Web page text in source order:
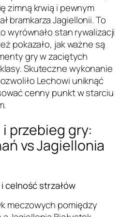
zimną krwią i pewnym
bramkarza Jagiellonii. To
wyrównało stan rywalizacji
pokazało, jak ważne są
gry w zaciętych
Skuteczne wykonanie
Lechowi uniknąć
cenny punkt w starciu
przebieg gry:
vs Jagiellonia
celność strzałów
meczowych pomiędzy